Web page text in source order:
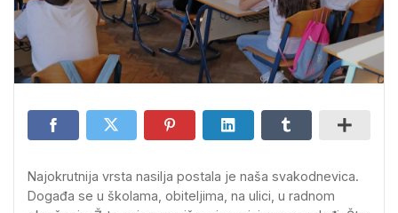
Najokrutnija vrsta nasilja postala je naša svakodnevica.
Događa se u školama, obiteljima, na ulici, u radnom